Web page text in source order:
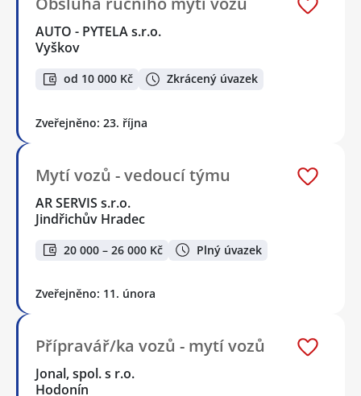
AUTO - PYTELA s.r.o.
Vyškov
od 10 000 Kč Zkrácený úvazek
Zveřejněno: 23. října
Mytí vozů - vedoucí týmu
AR SERVIS s.r.o.
Jindřichův Hradec
20 000 – 26 000 Kč Plný úvazek
Zveřejněno: 11. února
Přípravář/ka vozů - mytí vozů
Jonal, spol. s r.o.
Hodonín